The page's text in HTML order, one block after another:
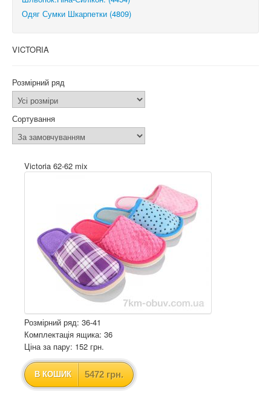
Одяг Сумки Шкарпетки (4809)
VICTORIA
Розмірний ряд
Сортування
Victoria 62-62 mix
Розмірний ряд: 36-41
Комплектація ящика: 36
Ціна за пару: 152 грн.
В КОШИК 5472 грн.